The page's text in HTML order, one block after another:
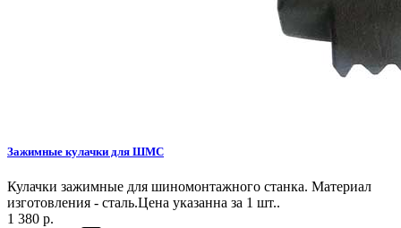
Зажимные кулачки для ШМС
Кулачки зажимные для шиномонтажного станка. Материал
изготовления - сталь.Цена указанна за 1 шт..
1 380 р.